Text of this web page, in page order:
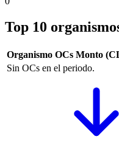
Top 10
Organismo OCs Monto
Sin OCs en el periodo.